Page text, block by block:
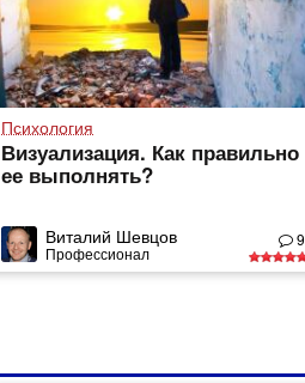
Психология
Визуализация. Как правильно
ее выполнять?
Виталий Шевцов
Профессионал
9